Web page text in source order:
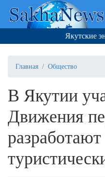
Якутские
Главная Общество
В Якутии
Движения
разработают